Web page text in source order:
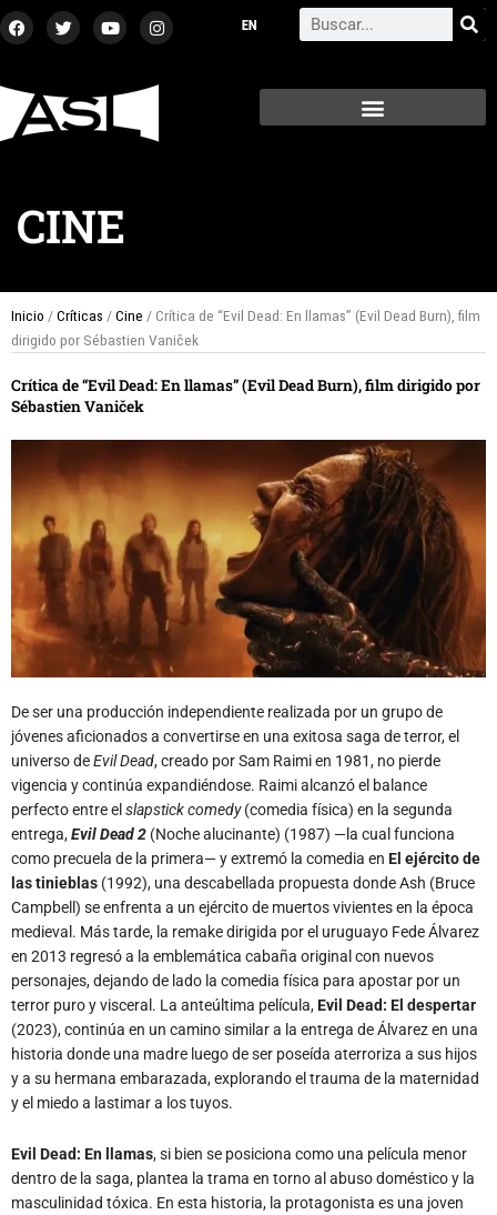
al
F
a
c
o
k
T
w
i
e
r
Y
o
u
b
I
n
s
a
Search
CINE
Inicio /Críticas /Cine / Crítica de “Evil Dead: En llamas” (Evil Dead Burn), film
dirigido por Sébastien Vaniček
Crítica de “Evil Dead: En llamas” (Evil Dead Burn), film dirigido por
Sébastien Vaniček
De ser una producción independiente realizada por un grupo de
jóvenes aficionados a convertirse en una exitosa saga de terror, el
universo deEvil Dead, creado por Sam Raimi en 1981, no pierde
vigencia y continúa expandiéndose. Raimi alcanzó el balance
perfecto entre el slapstick comedy(comedia física) en la segunda
entrega,Evil Dead 2 (Noche alucinante) (1987) —la cual funciona
como precuela de la primera—y extremó la comedia en El ejército de
las tinieblas (1992), una descabellada propuesta donde Ash (Bruce
Campbell) se enfrenta a un ejército de muertos vivientes en la época
medieval. Más tarde, la remake dirigida por el uruguayo Fede Álvarez
en 2013 regresó a la emblemática cabaña original con nuevos
personajes, dejando de lado la comedia física para apostar por un
terror puro y visceral. La anteúltima película,Evil Dead: El despertar
(2023), continúa en un camino similar a la entrega de Álvarez en una
historia donde una madre luego de ser poseída aterroriza a sus hijos
y a su hermana embarazada, explorando el trauma de la maternidad
y el miedo a lastimar a los tuyos.
Evil Dead: En llamas, si bien se posiciona como una película menor
dentro de la saga, plantea la trama en torno al abuso doméstico y la
masculinidad tóxica. En esta historia, la protagonista es una joven